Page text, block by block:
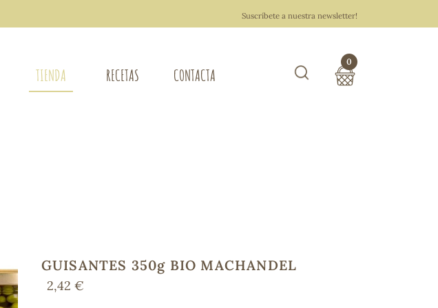
Suscríbete a nuestra newsletter!
TIENDA RECETAS CONTACTA
0
GUISANTES 350g BIO MACHANDEL
2,42 €